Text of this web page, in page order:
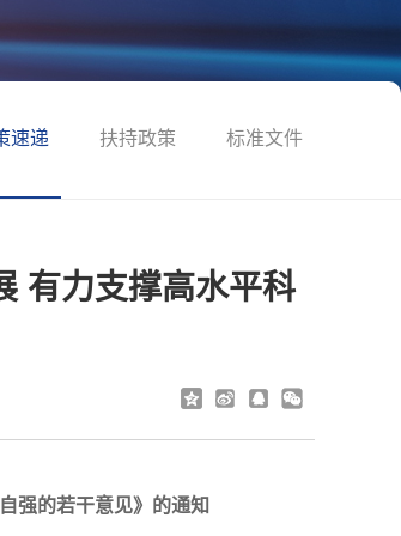
速递 扶持政策 标准文件
有力支撑高水平科
强的若干意见》的通知